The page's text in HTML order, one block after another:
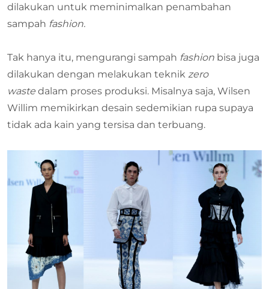
dilakukan untuk meminimalkan penambahan
sampah fashion.
Tak hanya itu, mengurangi sampah fashion bisa juga
dilakukan dengan melakukan teknik zero
waste dalam proses produksi. Misalnya saja, Wilsen
Willim memikirkan desain sedemikian rupa supaya
tidak ada kain yang tersisa dan terbuang.